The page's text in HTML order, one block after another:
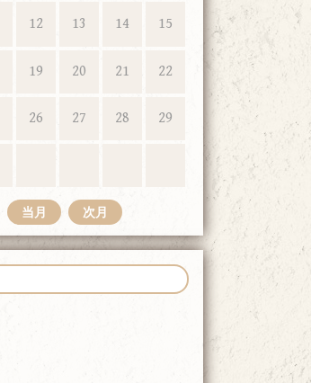
12 13 14 15
19 20 21 22
26 27 28 29
当月 次月